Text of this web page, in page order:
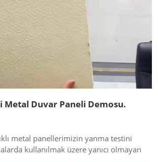
Metal Duvar Paneli Demosu.
metal panellerimizin yanma testini
kullanılmak üzere yanıcı olmayan